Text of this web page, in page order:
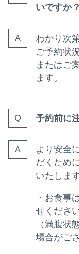
いですか？
わかり次
ご予約状
またはご
ます。
予約前に
より安全
だくため
いたします
・お食事
せくださ
（満腹状
場合がご